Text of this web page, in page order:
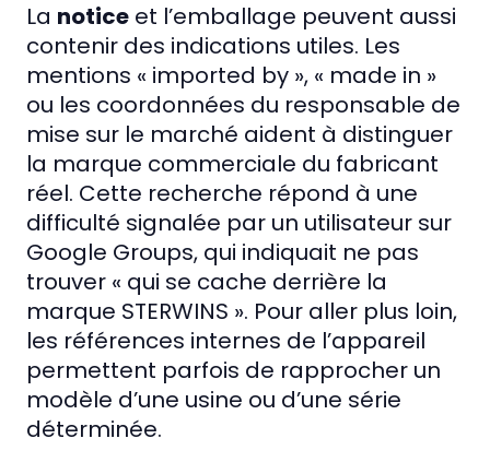
La notice et l’emballage peuvent aussi
contenir des indications utiles. Les
mentions « imported by », « made in »
ou les coordonnées du responsable de
mise sur le marché aident à distinguer
la marque commerciale du fabricant
réel. Cette recherche répond à une
difficulté signalée par un utilisateur sur
Google Groups, qui indiquait ne pas
trouver « qui se cache derrière la
marque STERWINS ». Pour aller plus loin,
les références internes de l’appareil
permettent parfois de rapprocher un
modèle d’une usine ou d’une série
déterminée.